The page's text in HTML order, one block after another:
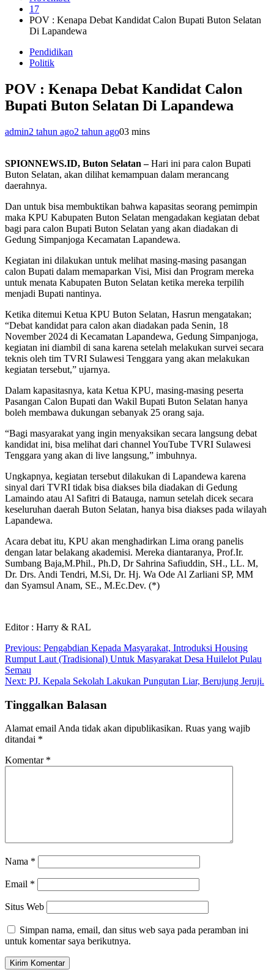
17
POV : Kenapa Debat Kandidat Calon Bupati Buton Selatan
Di Lapandewa
Pendidikan
Politik
POV : Kenapa Debat Kandidat Calon
Bupati Buton Selatan Di Lapandewa
admin2 tahun ago2 tahun ago03 mins
SPIONNEWS.ID, Buton Selatan –Hari ini para calon Bupati
Buton Selatan, akan dilihat kemampuan dalam merancang
daerahnya.
Dan untuk bisa membuktikan bahwa kapasitas seorang pemimpin
maka KPU Kabupaten Buton Selatan mengadakan kegiatan debat
bagi para calon Bupati Buton Selatan yang akan diadakan di
Gedung Simpanjoga Kecamatan Lapandewa.
Kegiatan ini dilakukan untuk melihat masing-masing pasangan
calon Bupati dalam memaparkan Visi, Misi dan Program mereka
untuk menata Kabupaten Buton Selatan ketika mereka terpilih
menjadi Bupati nantinya.
Ketika ditemui Ketua KPU Buton Selatan, Hasrun mengatakan;
“Debat kandidat para calon akan diadakan pada Senin, 18
November 2024 di Kecamatan Lapandewa, Gedung Simpanjoga,
kegiatan ini diambil di sana karena setelah melakukan survei secara
teknis oleh tim TVRI Sulawesi Tenggara yang akan melakukan
kegiatan tersebut,” ujarnya.
Dalam kapasitasnya, kata Ketua KPU, masing-masing peserta
Pasangan Calon Bupati dan Wakil Bupati Buton Selatan hanya
boleh membawa dukungan sebanyak 25 orang saja.
“Bagi masyarakat yang ingin menyaksikan secara langsung debat
kandidat ini, bisa melihat dari channel YouTube TVRI Sulawesi
Tenggara yang akan di live langsung,” imbuhnya.
Ungkapnya, kegiatan tersebut dilakukan di Lapandewa karena
sinyal dari TVRI tidak bisa diakses bila diadakan di Gedung
Lamaindo atau Al Safitri di Batauga, namun setelah dicek secara
keseluruhan daerah Buton Selatan, hanya bisa diakses pada wilayah
Lapandewa.
Acara debat itu, KPU akan menghadirkan Lima orang panelis
dengan latar belakang akademisi. Mereka diantaranya, Prof.Ir.
Sumbang Baja,M.Phil., Ph.D, Dr Sahrina Safiuddin, SH., LL. M,
Dr. Drs. Andi Tendri, M.Si, Dr. Hj. Wa Ode Al Zarliani SP, MM
dan Syamsul Anam, SE., M.Ec.Dev. (*)
Editor : Harry & RAL
Navigasi
pos
Previous: Pengabdian Kepada Masyarakat, Introduksi Housing
Rumput Laut (Tradisional) Untuk Masyarakat Desa Huilelot Pulau
Semau
Next: PJ. Kepala Sekolah Lakukan Pungutan Liar, Berujung Jeruji.
Tinggalkan Balasan
Alamat email Anda tidak akan dipublikasikan. Ruas yang wajib
ditandai *
Komentar *
Nama *
Email *
Situs Web
Simpan nama, email, dan situs web saya pada peramban ini
untuk komentar saya berikutnya.